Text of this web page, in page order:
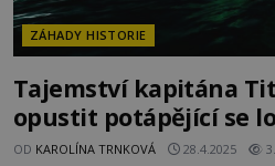
ZÁHADY HISTORIE
Tajemství kapitána
opustit potápějící se
OD KAROLÍNA TRNKOVÁ 28.4.2025